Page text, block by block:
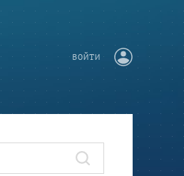
ВОЙТИ